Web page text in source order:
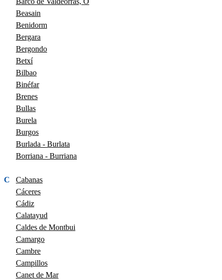
Beasain
Benidorm
Bergara
Bergondo
Betxí
Bilbao
Binéfar
Brenes
Bullas
Burela
Burgos
Burlada - Burlata
Borriana - Burriana
C
Cabanas
Cáceres
Cádiz
Calatayud
Caldes de Montbui
Camargo
Cambre
Campillos
Canet de Mar